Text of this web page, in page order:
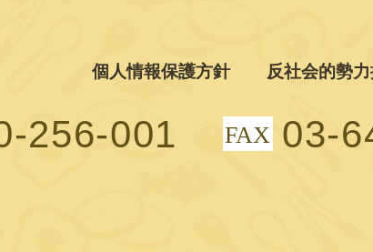
個人情報保護方針 反社会的勢
256-001 FAX 03-